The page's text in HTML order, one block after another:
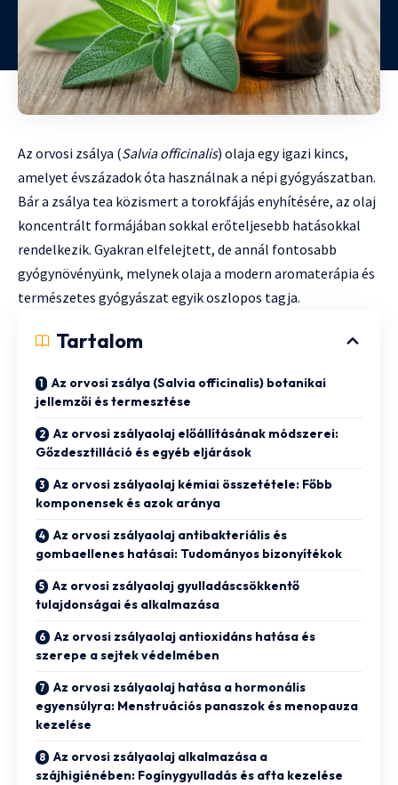
Az orvosi zsálya (Salvia officinalis) olaja egy igazi kincs,
amelyet évszázadok óta használnak a népi gyógyászatban.
Bár a zsálya tea közismert a torokfájás enyhítésére, az olaj
koncentrált formájában sokkal erőteljesebb hatásokkal
rendelkezik. Gyakran elfelejtett, de annál fontosabb
gyógynövényünk, melynek olaja a modern aromaterápia és
természetes gyógyászat egyik oszlopos tagja.
Tartalom
Az orvosi zsálya (Salvia officinalis) botanikai
jellemzői és termesztése
Az orvosi zsályaolaj előállításának módszerei:
Gőzdesztilláció és egyéb eljárások
Az orvosi zsályaolaj kémiai összetétele: Főbb
komponensek és azok aránya
Az orvosi zsályaolaj antibakteriális és
gombaellenes hatásai: Tudományos bizonyítékok
Az orvosi zsályaolaj gyulladáscsökkentő
tulajdonságai és alkalmazása
Az orvosi zsályaolaj antioxidáns hatása és
szerepe a sejtek védelmében
Az orvosi zsályaolaj hatása a hormonális
egyensúlyra: Menstruációs panaszok és menopauza
kezelése
Az orvosi zsályaolaj alkalmazása a
szájhigiénében: Fogínygyulladás és afta kezelése